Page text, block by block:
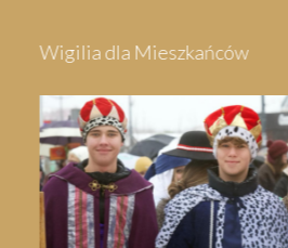
Festyn Parafialny